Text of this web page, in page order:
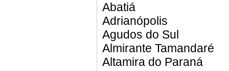
Abatiá
Adrianópolis
Agudos do Sul
Almirante Tamandaré
Altamira do Paraná